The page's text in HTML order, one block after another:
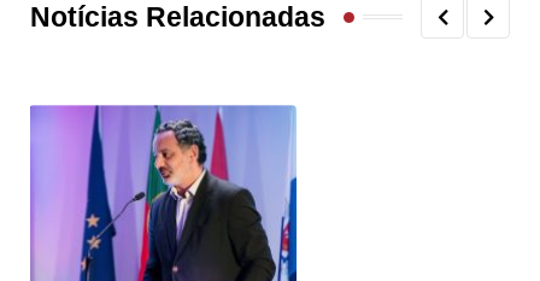
Notícias Relacionadas